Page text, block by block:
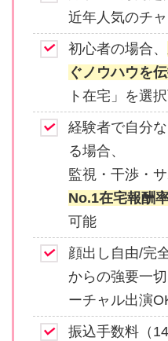
近年人気のチ
初心者の場合、
ぐノウハウを
ト在宅」を選
経験者で自分
る場合、
監視・干渉・
No.1在宅報酬
可能
顔出し自由/完
からの強要一
ーチャル出演
振込手数料（